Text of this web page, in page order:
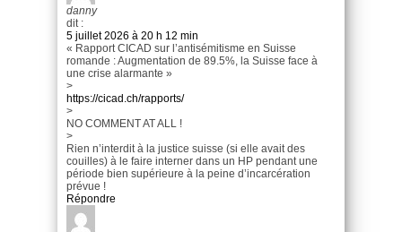
danny
dit :
5 juillet 2026 à 20 h 12 min
« Rapport CICAD sur l’antisémitisme en Suisse
romande : Augmentation de 89.5%, la Suisse face à
une crise alarmante »
>
https://cicad.ch/rapports/
>
NO COMMENT AT ALL !
>
Rien n’interdit à la justice suisse (si elle avait des
couilles) à le faire interner dans un HP pendant une
période bien supérieure à la peine d’incarcération
prévue !
Répondre